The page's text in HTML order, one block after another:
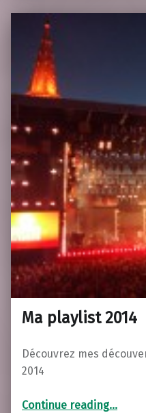
Ma playlist 2014
Découvrez mes
2014
Continue reading…